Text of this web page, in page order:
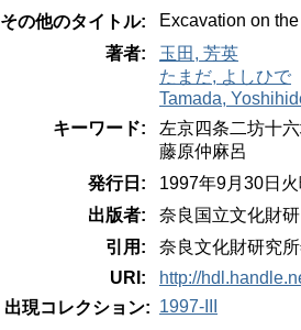
その他のタイトル:
Excavation on
著者:
玉田, 芳英
たまだ, よしひで
Tamada,
キーワード:
左京四条二坊十
藤原仲麻呂
発行日:
1997年9月30日
出版者:
奈良国立文化財
引用:
奈良文化財研究
URI:
http://
出現コレクション: 1997-III